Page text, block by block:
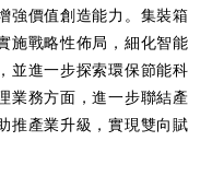
強價值創造能力。集裝箱
施戰略性佈局，細化智能
並進一步探索環保節能科
業務方面，進一步聯結產
推產業升級，實現雙向賦